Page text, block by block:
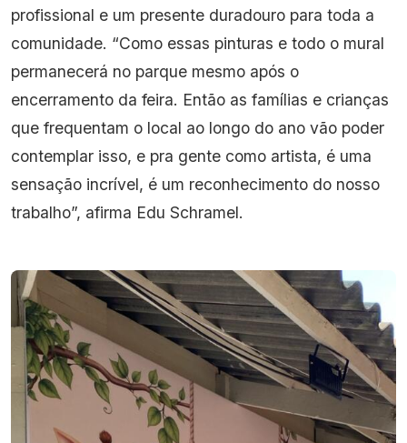
profissional e um presente duradouro para toda a
comunidade. “Como essas pinturas e todo o mural
permanecerá no parque mesmo após o
encerramento da feira. Então as famílias e crianças
que frequentam o local ao longo do ano vão poder
contemplar isso, e pra gente como artista, é uma
sensação incrível, é um reconhecimento do nosso
trabalho”, afirma Edu Schramel.